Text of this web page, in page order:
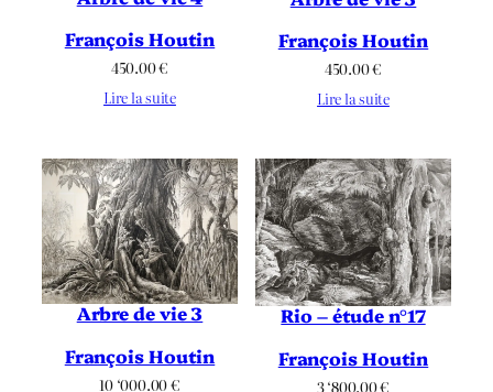
François Houtin
450.00€
Lire la suite
François Houtin
450.00€
Lire la suite
Arbre de vie 3
François Houtin
10 ‘000.00€
Rio – étude n°17
François Houtin
3 ‘800.00€